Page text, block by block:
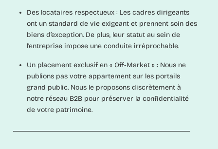
Des locataires respectueux : Les cadres dirigeants
ont un standard de vie exigeant et prennent soin des
biens d’exception. De plus, leur statut au sein de
l’entreprise impose une conduite irréprochable.
Un placement exclusif en « Off-Market » : Nous ne
publions pas votre appartement sur les portails
grand public. Nous le proposons discrètement à
notre réseau B2B pour préserver la confidentialité
de votre patrimoine.